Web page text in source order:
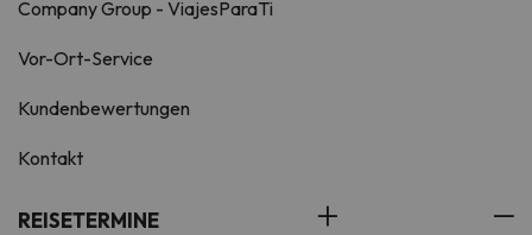
Company Group - ViajesParaTi
Vor-Ort-Service
Kundenbewertungen
Kontakt
REISETERMINE